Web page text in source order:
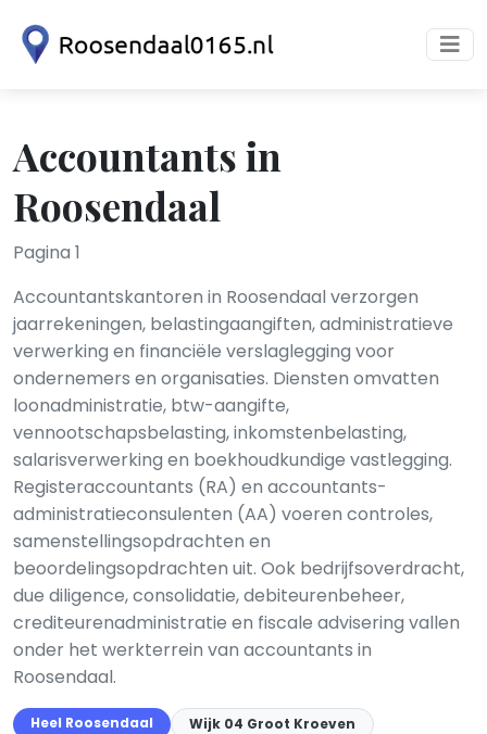
Accountants in
Roosendaal
Pagina 1
Accountantskantoren in Roosendaal verzorgen
jaarrekeningen, belastingaangiften, administratieve
verwerking en financiële verslaglegging voor
ondernemers en organisaties. Diensten omvatten
loonadministratie, btw-aangifte,
vennootschapsbelasting, inkomstenbelasting,
salarisverwerking en boekhoudkundige vastlegging.
Registeraccountants (RA) en accountants-
administratieconsulenten (AA) voeren controles,
samenstellingsopdrachten en
beoordelingsopdrachten uit. Ook bedrijfsoverdracht,
due diligence, consolidatie, debiteurenbeheer,
crediteurenadministratie en fiscale advisering vallen
onder het werkterrein van accountants in
Roosendaal.
Heel Roosendaal
Wijk 04 Groot Kroeven